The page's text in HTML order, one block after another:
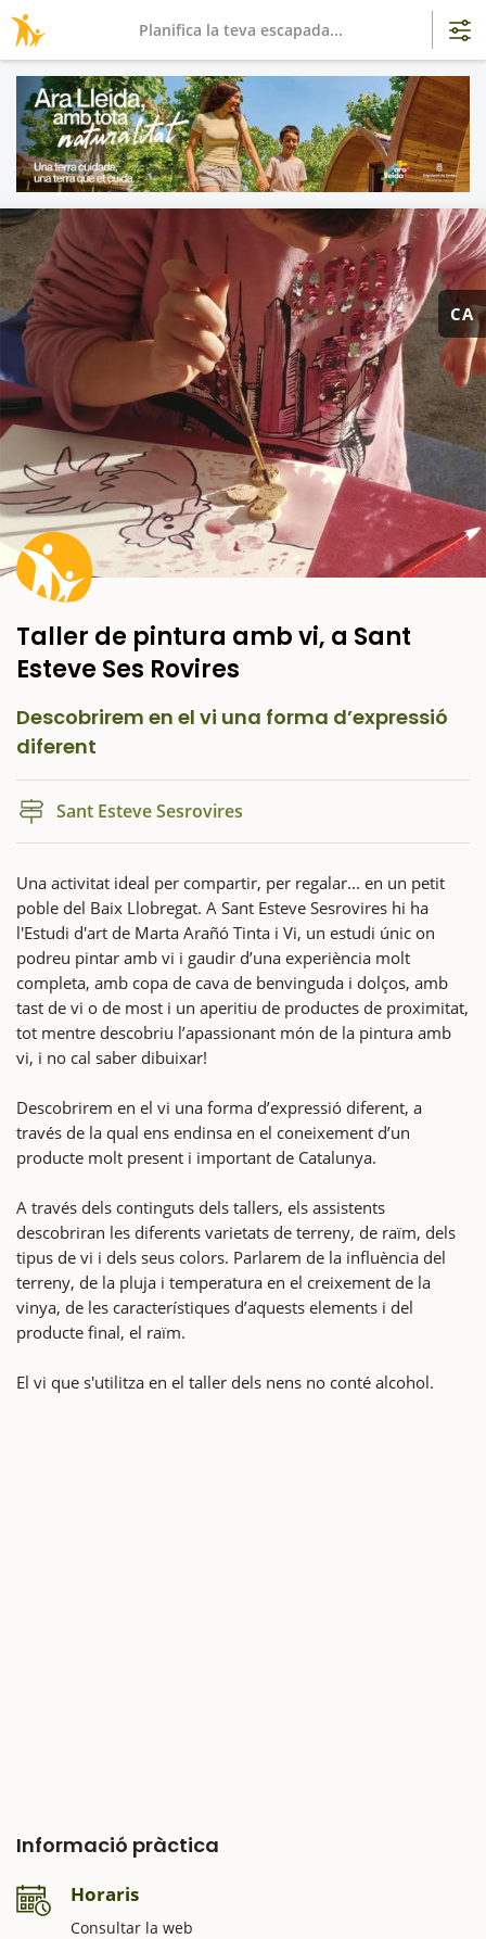
CA
Taller de pintura amb vi, a Sant
Esteve Ses Rovires
Descobrirem en el vi una forma d’expressió
diferent
Sant Esteve Sesrovires
Una activitat ideal per compartir, per regalar... en un petit
poble del Baix Llobregat. A Sant Esteve Sesrovires hi ha
l'Estudi d'art de Marta Arañó Tinta i Vi, un estudi únic on
podreu pintar amb vi i gaudir d’una experiència molt
completa, amb copa de cava de benvinguda i dolços, amb
tast de vi o de most i un aperitiu de productes de proximitat,
tot mentre descobriu l’apassionant món de la pintura amb
vi, i no cal saber dibuixar!
Descobrirem en el vi una forma d’expressió diferent, a
través de la qual ens endinsa en el coneixement d’un
producte molt present i important de Catalunya.
A través dels continguts dels tallers, els assistents
descobriran les diferents varietats de terreny, de raïm, dels
tipus de vi i dels seus colors. Parlarem de la influència del
terreny, de la pluja i temperatura en el creixement de la
vinya, de les característiques d’aquests elements i del
producte final, el raïm.
El vi que s'utilitza en el taller dels nens no conté alcohol.
Informació pràctica
Horaris
Consultar la web
Planifica la teva escapada...